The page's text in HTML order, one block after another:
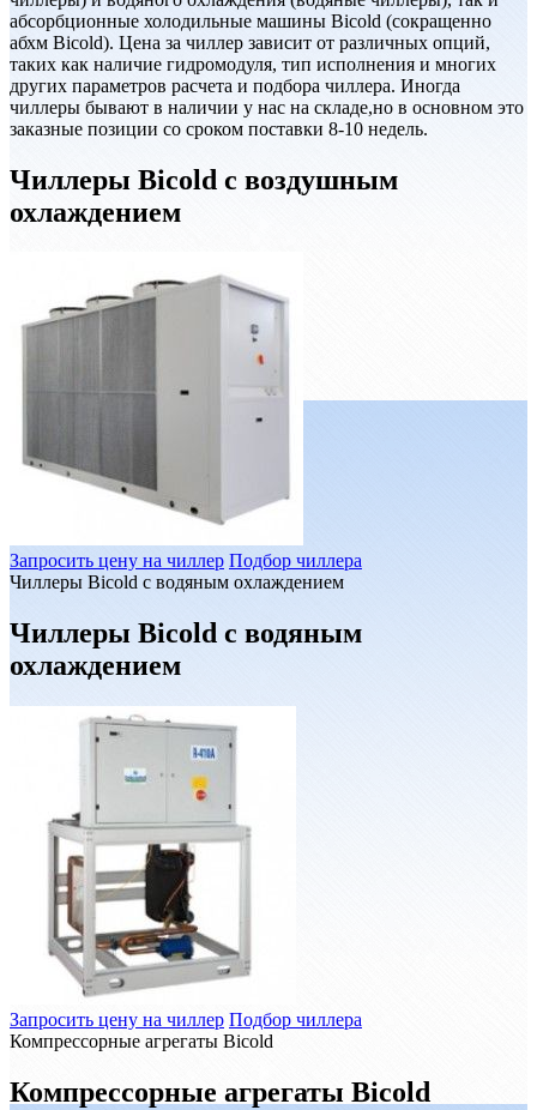
абсорбционные холодильные машины Bicold (сокращенно
абхм Bicold). Цена за чиллер зависит от различных опций,
таких как наличие гидромодуля, тип исполнения и многих
других параметров расчета и подбора чиллера. Иногда
чиллеры бывают в наличии у нас на складе,но в основном это
заказные позиции со сроком поставки 8-10 недель.
Чиллеры Bicold с воздушным
охлаждением
Запросить цену на чиллер Подбор чиллера
Чиллеры Bicold с водяным охлаждением
Чиллеры Bicold с водяным
охлаждением
Запросить цену на чиллер Подбор чиллера
Компрессорные агрегаты Bicold
Компрессорные агрегаты Bicold